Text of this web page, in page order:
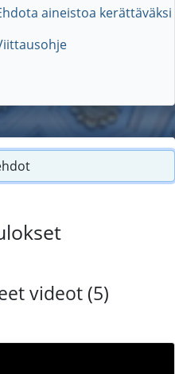
aineistoa kerättäväksi
videot (5)